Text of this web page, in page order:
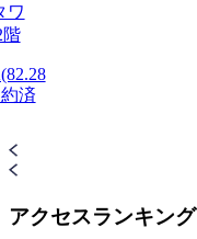
階
済
アクセスランキング